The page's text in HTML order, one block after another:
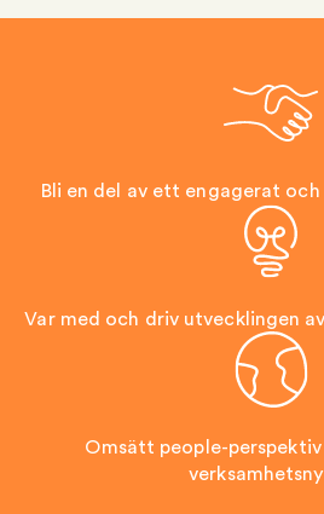
Bli en del av ett engagerat
Var med och driv utvecklingen
Omsätt people-